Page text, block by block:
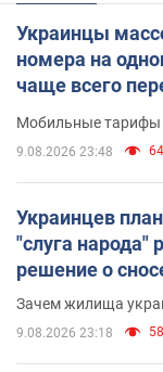
Украинцы
номера на
чаще всего
Мобильные тарифы
9.08.2026 23:48
Украинцев
"слуга народа"
решение о
Зачем жилища
9.08.2026 23:18